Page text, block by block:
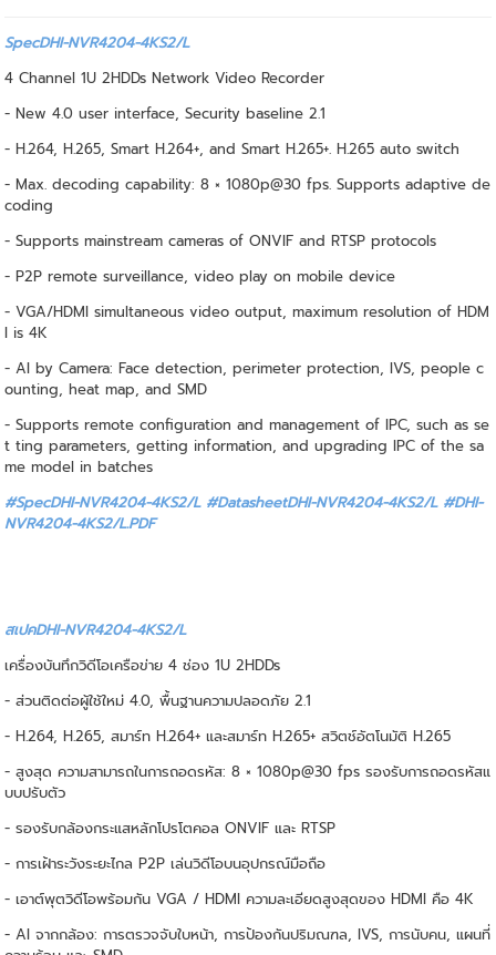
SpecDHI-NVR4204-4KS2/L
4 Channel 1U 2HDDs Network Video Recorder
- New 4.0 user interface, Security baseline 2.1
- H.264, H.265, Smart H.264+, and Smart H.265+. H.265 auto switch
- Max. decoding capability: 8 × 1080p@30 fps. Supports adaptive de
coding
- Supports mainstream cameras of ONVIF and RTSP protocols
- P2P remote surveillance, video play on mobile device
- VGA/HDMI simultaneous video output, maximum resolution of HDM
I is 4K
- AI by Camera: Face detection, perimeter protection, IVS, people c
ounting, heat map, and SMD
- Supports remote configuration and management of IPC, such as se
t ting parameters, getting information, and upgrading IPC of the sa
me model in batches
#SpecDHI-NVR4204-4KS2/L #DatasheetDHI-NVR4204-4KS2/L #DHI-
NVR4204-4KS2/L.PDF
สเปคDHI-NVR4204-4KS2/L
เครื่องบันทึกวิดีโอเครือข่าย 4 ช่อง 1U 2HDDs
- ส่วนติดต่อผู้ใช้ใหม่ 4.0, พื้นฐานความปลอดภัย 2.1
- H.264, H.265, สมาร์ท H.264+ และสมาร์ท H.265+ สวิตช์อัตโนมัติ H.265
- สูงสุด ความสามารถในการถอดรหัส: 8 × 1080p@30 fps รองรับการถอดรหัสแ
บบปรับตัว
- รองรับกล้องกระแสหลักโปรโตคอล ONVIF และ RTSP
- การเฝ้าระวังระยะไกล P2P เล่นวิดีโอบนอุปกรณ์มือถือ
- เอาต์พุตวิดีโอพร้อมกัน VGA / HDMI ความละเอียดสูงสุดของ HDMI คือ 4K
- AI จากกล้อง: การตรวจจับใบหน้า, การป้องกันปริมณฑล, IVS, การนับคน, แผนที่